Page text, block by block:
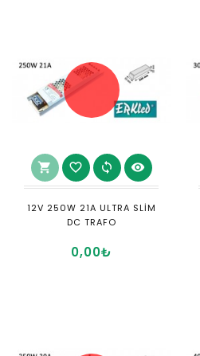
shopping_cart favorite_border sync visibility
12V 250W 21A ULTRA SLİM
DC TRAFO
0,00₺